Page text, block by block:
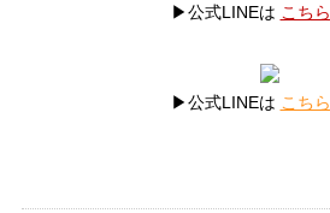
▶公式LINEは こちら
▶公式LINEは こちら